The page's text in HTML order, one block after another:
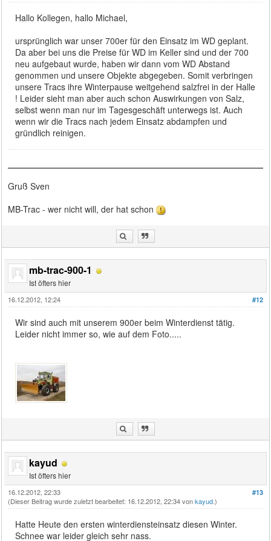
Hallo Kollegen, hallo Michael,
ursprünglich war unser 700er für den Einsatz im WD geplant.
Da aber bei uns die Preise für WD im Keller sind und der 700
neu aufgebaut wurde, haben wir dann vom WD Abstand
genommen und unsere Objekte abgegeben. Somit verbringen
unsere Tracs ihre Winterpause weitgehend salzfrei in der Halle
! Leider sieht man aber auch schon Auswirkungen von Salz,
selbst wenn man nur im Tagesgeschäft unterwegs ist. Auch
wenn wir die Tracs nach jedem Einsatz abdampfen und
gründlich reinigen.
Gruß Sven
MB-Trac - wer nicht will, der hat schon
mb-trac-900-1
Ist öfters hier
#12
16.12.2012, 12:24
Wir sind auch mit unserem 900er beim Winterdienst tätig.
Leider nicht immer so, wie auf dem Foto.....
kayud
Ist öfters hier
#13
16.12.2012, 22:33
(Dieser Beitrag wurde zuletzt bearbeitet: 16.12.2012, 22:34 vonkayud.)
Hatte Heute den ersten winterdiensteinsatz diesen Winter.
Schnee war leider gleich sehr nass.